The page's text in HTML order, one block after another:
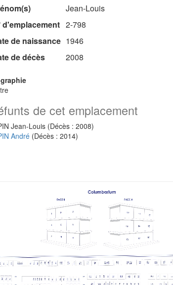
Jean-Louis
d'emplacement 2-798
de naissance 1946
de décès
2008
de cet emplacement
Jean-Louis (Décès : 2008)
André(Décès : 2014)